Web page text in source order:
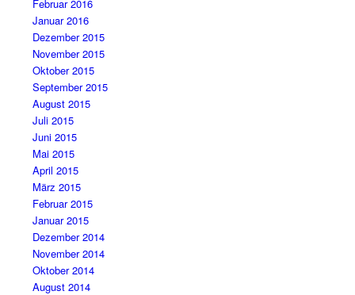
Februar 2016
Januar 2016
Dezember 2015
November 2015
Oktober 2015
September 2015
August 2015
Juli 2015
Juni 2015
Mai 2015
April 2015
März 2015
Februar 2015
Januar 2015
Dezember 2014
November 2014
Oktober 2014
August 2014